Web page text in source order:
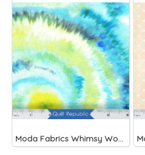
Moda Fabrics Whimsy Wonderland Shakedown Street Spiral Breeze